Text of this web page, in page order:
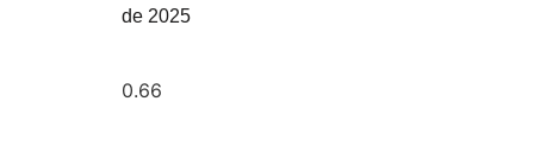
de 2025